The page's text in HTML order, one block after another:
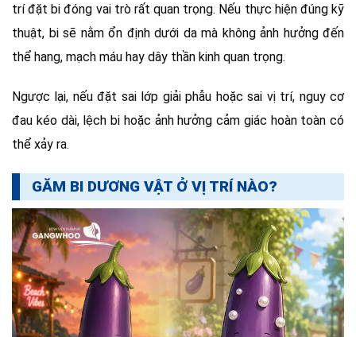
trí đặt bi đóng vai trò rất quan trọng. Nếu thực hiện đúng kỹ
thuật, bi sẽ nằm ổn định dưới da mà không ảnh hưởng đến
thể hang, mạch máu hay dây thần kinh quan trọng.
Ngược lại, nếu đặt sai lớp giải phẫu hoặc sai vị trí, nguy cơ
đau kéo dài, lệch bi hoặc ảnh hưởng cảm giác hoàn toàn có
thể xảy ra.
GĂM BI DƯƠNG VẬT Ở VỊ TRÍ NÀO?